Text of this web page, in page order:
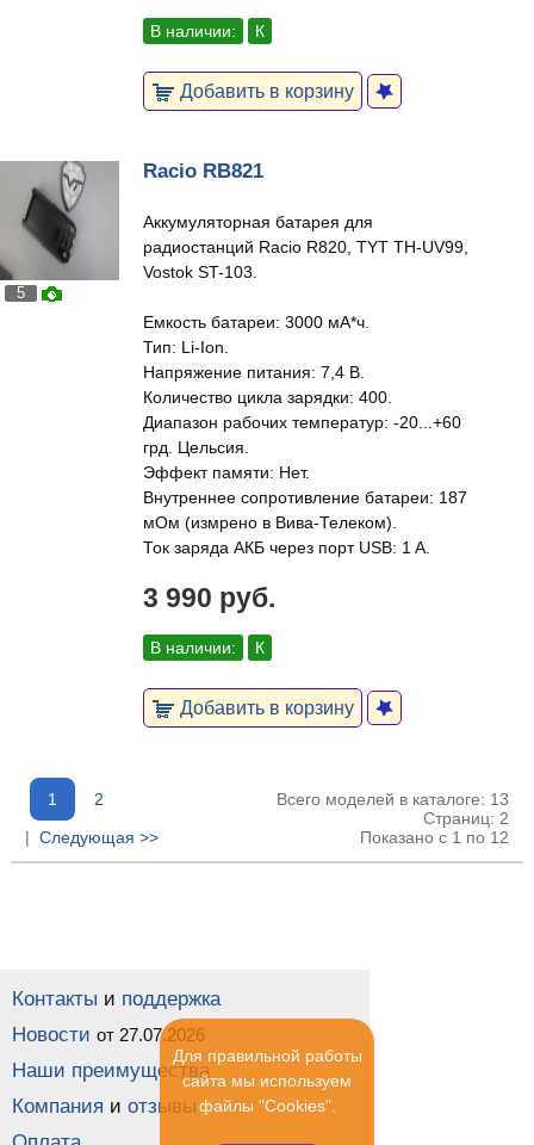
В наличии: К
Добавить в корзину
5
Racio RB821
Аккумуляторная батарея для
радиостанций Racio R820, TYT TH-UV99,
Vostok ST-103.
Емкость батареи: 3000 мА*ч.
Тип: Li-Ion.
Напряжение питания: 7,4 В.
Количество цикла зарядки: 400.
Диапазон рабочих температур: -20...+60
грд. Цельсия.
Эффект памяти: Нет.
Внутреннее сопротивление батареи: 187
мОм (измрено в Вива-Телеком).
Ток заряда АКБ через порт USB: 1 A.
3 990 руб.
В наличии: К
Добавить в корзину
1
2
| Следующая >>
Всего моделей в каталоге: 13
Страниц: 2
Показано с 1 по 12
Контакты и поддержка
Новости от 27.07.2026
Наши преимущества
Компания и отзывы
Для правильной работы
сайта мы используем
файлы "Cookies".